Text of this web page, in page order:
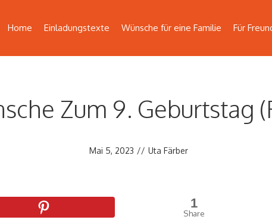
Home Einladungstexte Wünsche für eine Familie Für
Zum 9. Geburtstag
Mai 5, 2023 // Uta Färber
1
Share